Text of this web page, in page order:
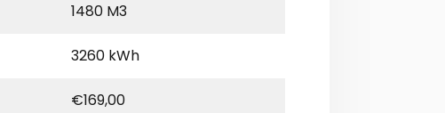
1480 M3
3260 kWh
€169,00